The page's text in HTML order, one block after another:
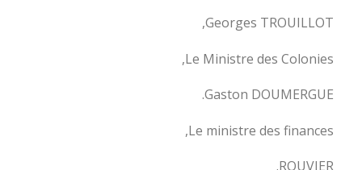
Georges TROUILLOT,
Le Ministre des Colonies,
Gaston DOUMERGUE.
Le ministre des finances,
ROUVIER.